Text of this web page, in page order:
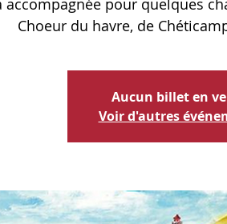
Choeur du havre, de
Aucun billet en
Voir d'autres